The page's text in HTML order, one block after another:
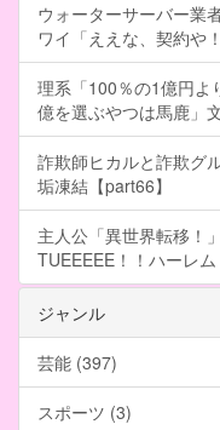
ウォーターサーバー業
ワイ「ええな、契約や！
理系「100％の1億円よ
億を選ぶやつは馬鹿」
詐欺師ヒカルと詐欺グ
垢凍結【part66】
主人公「異世界転移
TUEEEEE！！ハーレ
ジャンル
芸能 (397)
スポーツ (3)